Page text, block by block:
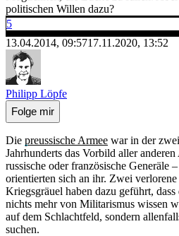
politischen Willen dazu?
5
13.04.2014, 09:5717.11.2020, 13:52
Philipp Löpfe
Folge mir
Die preussische Armee war in der
Jahrhunderts das Vorbild aller
russische oder französische Generäle
orientierten sich an ihr. Zwei
Kriegsgräuel haben dazu geführt, dass
nichts mehr von Militarismus wissen
auf dem Schlachtfeld, sondern
suchen.